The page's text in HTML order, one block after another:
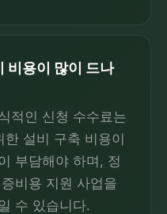
비용이 많이 드나
적인 신청 수수료는
설비 구축 비용이
부담해야 하며, 정
비용 지원 사업을
수 있습니다.